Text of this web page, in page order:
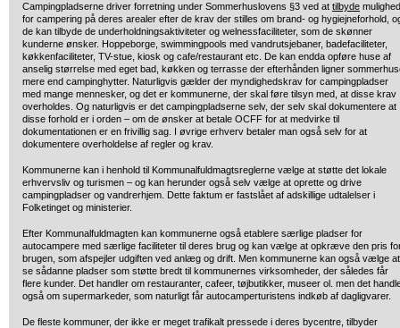
Campingpladserne driver forretning under Sommerhuslovens §3 ved at tilbyde mulighed
for campering på deres arealer efter de krav der stilles om brand- og hygiejneforhold,
de kan tilbyde de underholdningsaktiviteter og welnessfaciliteter, som de skønner
kunderne ønsker. Hoppeborge, swimmingpools med vandrutsjebaner, badefaciliteter,
køkkenfaciliteter, TV-stue, kiosk og cafe/restaurant etc. De kan endda opføre huse af
anselig størrelse med eget bad, køkken og terrasse der efterhånden ligner
mere end campinghytter. Naturligvis gælder der myndighedskrav for campingpladser
med mange mennesker, og det er kommunerne, der skal føre tilsyn med, at disse krav
overholdes. Og naturligvis er det campingpladserne selv, der selv skal dokumentere at
disse forhold er i orden – om de ønsker at betale OCFF for at medvirke til
dokumentationen er en frivillig sag. I øvrige erhverv betaler man også selv for at
dokumentere overholdelse af regler og krav.
Kommunerne kan i henhold til Kommunalfuldmagtsreglerne vælge at støtte det lokale
erhvervsliv og turismen – og kan herunder også selv vælge at oprette og drive
campingpladser og vandrerhjem. Dette faktum er fastslået af adskillige udtalelser i
Folketinget og ministerier.
Efter Kommunalfuldmagten kan kommunerne også etablere særlige pladser for
autocampere med særlige faciliteter til deres brug og kan vælge at opkræve den pris
brugen, som afspejler udgiften ved anlæg og drift. Men kommunerne kan også vælge at
se sådanne pladser som støtte bredt til kommunernes virksomheder, der således får
flere kunder. Det handler om restauranter, cafeer, tøjbutikker, museer ol. men det
også om supermarkeder, som naturligt får autocamperturistens indkøb af dagligvarer.
De fleste kommuner, der ikke er meget trafikalt pressede i deres bycentre, tilbyder